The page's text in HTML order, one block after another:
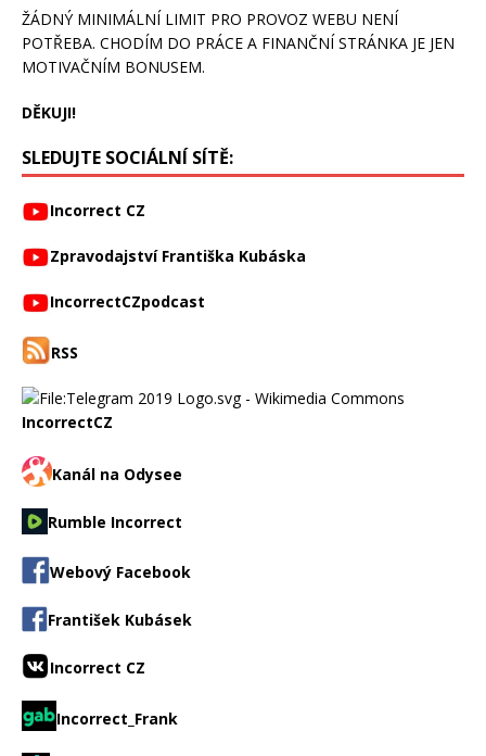
ŽÁDNÝ MINIMÁLNÍ LIMIT PRO PROVOZ WEBU NENÍ
POTŘEBA. CHODÍM DO PRÁCE A FINANČNÍ STRÁNKA JE JEN
MOTIVAČNÍM BONUSEM.
DĚKUJI!
SLEDUJTE SOCIÁLNÍ SÍTĚ:
Incorrect CZ
Zpravodajství Františka Kubáska
IncorrectCZpodcast
RSS
IncorrectCZ
Kanál na Odysee
Rumble Incorrect
Webový Facebook
František Kubásek
Incorrect CZ
Incorrect_Frank